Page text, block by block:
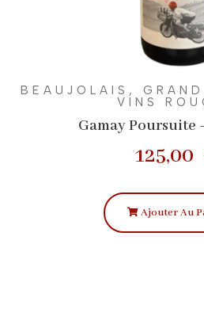
BEAUJOLAIS ,
VINS
Gamay Poursuite
125,00
Ajouter Au